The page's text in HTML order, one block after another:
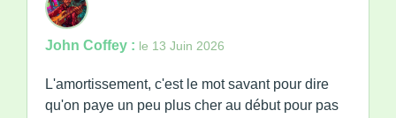
John Coffey : le 13 Juin 2026
L'amortissement, c'est le mot savant pour dire
qu'on paye un peu plus cher au début pour pas